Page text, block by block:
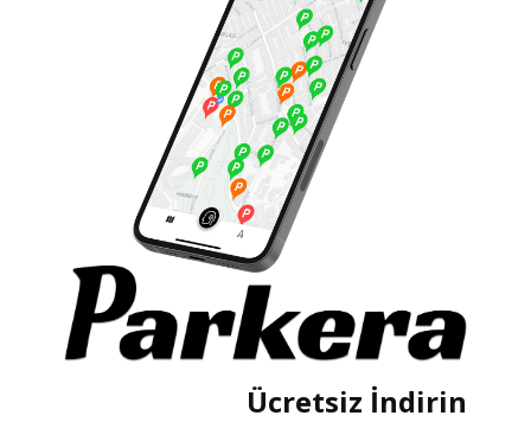
Ücretsiz İndirin